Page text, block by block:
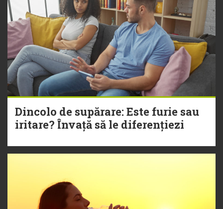
Dincolo de supărare: Este furie sau
iritare? Învață să le diferențiezi